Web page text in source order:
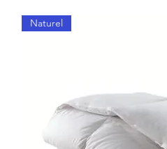
Naturel